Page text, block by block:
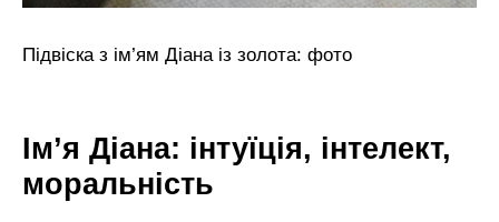
Підвіска з ім’ям Діана із золота: фото
Ім’я Діана: інтуїція, інтелект,
моральність